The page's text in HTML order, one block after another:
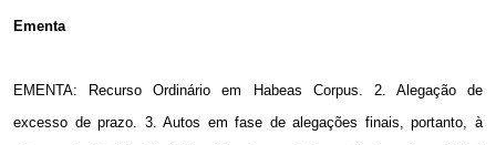
Ementa
EMENTA: Recurso Ordinário em Habeas Corpus. 2. Alegação de
excesso de prazo. 3. Autos em fase de alegações finais, portanto, à